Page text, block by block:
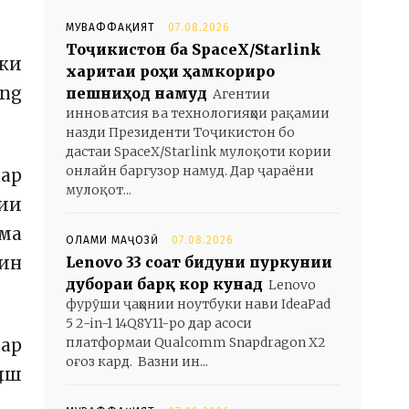
МУВАФФАҚИЯТ 07.08.2026
Тоҷикистон ба SpaceX/Starlink
харитаи роҳи ҳамкориро
пешниҳод намуд Агентии
инноватсия ва технологияҳои рақамии
назди Президенти Тоҷикистон бо
дастаи SpaceX/Starlink мулоқоти кории
онлайн баргузор намуд. Дар ҷараёни
мулоқот...
ОЛАМИ МАҶОЗӢ 07.08.2026
Lenovo 33 соат бидуни пуркунии
дубораи барқ кор кунад Lenovo
фурӯши ҷаҳонии ноутбуки нави IdeaPad
5 2-in-1 14Q8Y11-ро дар асоси
платформаи Qualcomm Snapdragon X2
оғоз кард. Вазни ин...